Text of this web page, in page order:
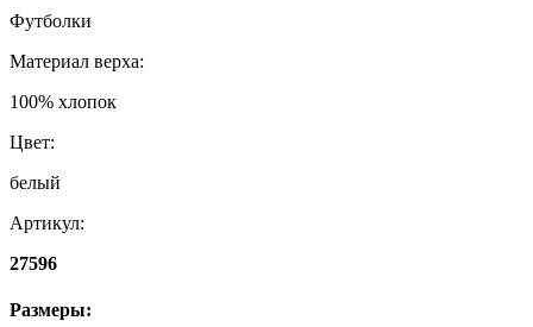
Футболки
Материал верха:
100% хлопок
Цвет:
белый
Артикул:
27596
Размеры: